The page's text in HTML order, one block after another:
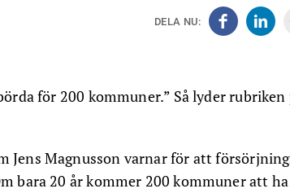
DELA NU:
för 200 kommuner.” Så lyder rubriken
Jens Magnusson varnar för att
bara 20 år kommer 200 kommuner att ha